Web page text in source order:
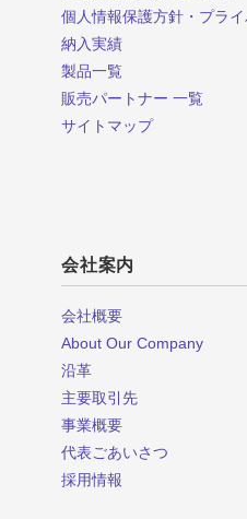
個人情報保護方針・プラ
納入実績
製品一覧
販売パートナー 一覧
サイトマップ
会社案内
会社概要
About Our Company
沿革
主要取引先
事業概要
代表ごあいさつ
採用情報